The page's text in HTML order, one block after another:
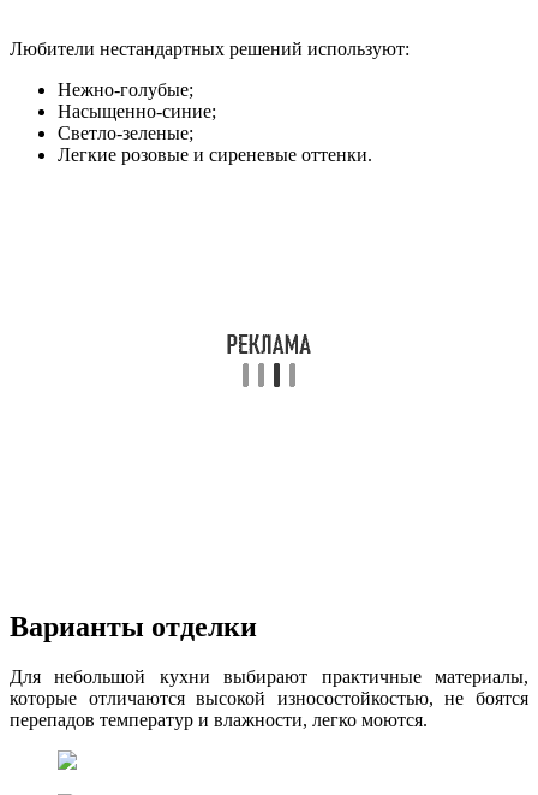
Любители нестандартных решений используют:
Нежно-голубые;
Насыщенно-синие;
Светло-зеленые;
Легкие розовые и сиреневые оттенки.
Варианты отделки
Для небольшой кухни выбирают практичные материалы,
которые отличаются высокой износостойкостью, не боятся
перепадов температур и влажности, легко моются.